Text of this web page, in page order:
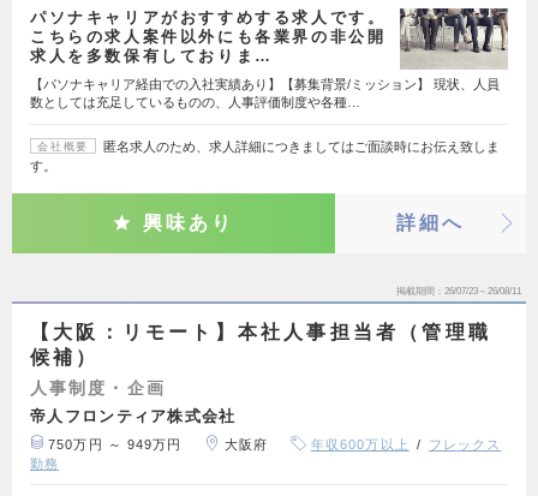
パソナキャリアがおすすめする求人です。
こちらの求人案件以外にも各業界の非公開
求人を多数保有しておりま…
【パソナキャリア経由での入社実績あり】【募集背景/ミッション】 現状、人員
数としては充足しているものの、人事評価制度や各種…
会社概要
匿名求人のため、求人詳細につきましてはご面談時にお伝え致しま
す。
興味あり 詳細へ
掲載期間 26/07/23～26/08/11
【大阪：リモート】本社人事担当者（管理職
候補）
人事制度・企画
帝人フロンティア株式会社
750万円 ～ 949万円 大阪府 年収600万以上
フレックス
勤務